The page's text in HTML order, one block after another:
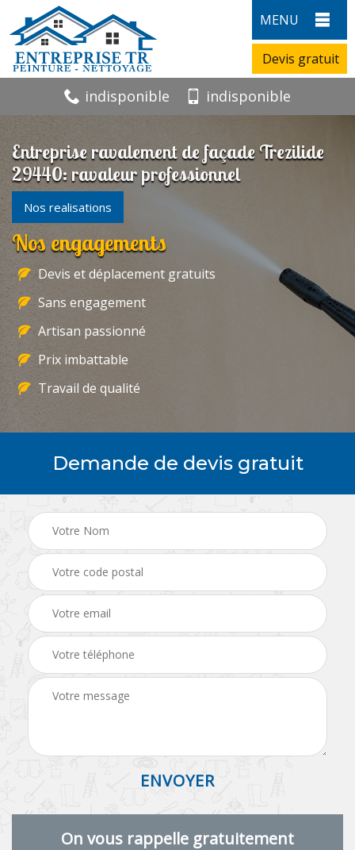
MENU
Devis gratuit
indisponible indisponible
Entreprise ravalement de façade Trezilide
29440: ravaleur professionnel
Nos realisations
Nos engagements
Devis et déplacement gratuits
Sans engagement
Artisan passionné
Prix imbattable
Travail de qualité
Demande de devis gratuit
On vous rappelle gratuitement